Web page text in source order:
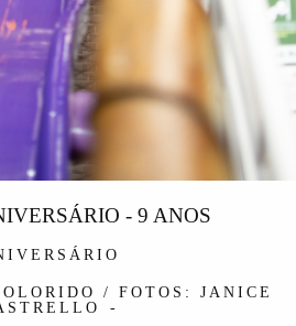
/ FOTOS: JANICE
- 9 ANOS